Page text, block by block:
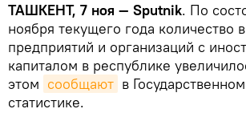
ТАШКЕНТ, 7 ноя — Sputnik. По
ноября текущего года количество
предприятий и организаций с
капиталом в республике
этом сообщают в
статистике.